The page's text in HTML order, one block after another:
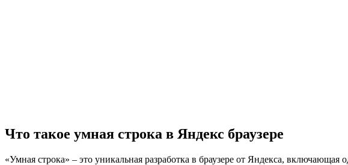
Что такое умная строка в Яндекс браузере
«Умная строка» – это уникальная разработка в браузере от Яндекса, включающая